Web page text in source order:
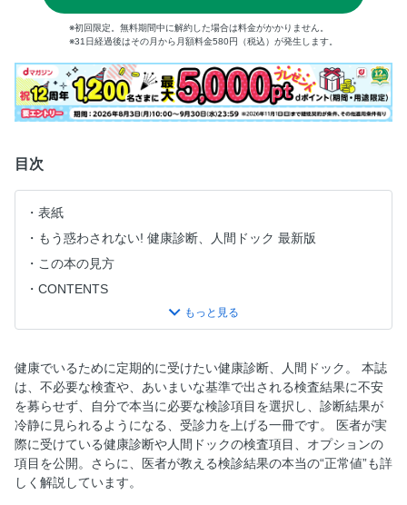
※初回限定。無料期間中に解約した場合は料金がかかりません。
※31日経過後はその月から月額料金580円（税込）が発生します。
目次
表紙
もう惑わされない! 健康診断、人間ドック 最新版
この本の見方
CONTENTS
巻頭インタビュー 和田秀樹医師 健康診断やがん検診を受
けても寿命は延びない！
和田秀樹医師が健康診断を不要と考える理由／（１）職場健
診は日本の悪習
（２）過度な健康管理によるストレスが病気や早死にを招く
（３）製薬会社や学会などの思惑が見え隠れする基準値
（４）新しい「カネづる」として狙われている40～50代の
現役世代
健康でいるために定期的に受けたい健康診断、人間ドック。 本誌
は、不必要な検査や、あいまいな基準で出される検査結果に不安
を募らせず、自分で本当に必要な検診項目を選択し、診断結果が
冷静に見られるようになる、受診力を上げる一冊です。 医者が実
際に受けている健康診断や人間ドックの検査項目、オプションの
項目を公開。さらに、医者が教える検診結果の本当の“正常値”も詳
しく解説しています。